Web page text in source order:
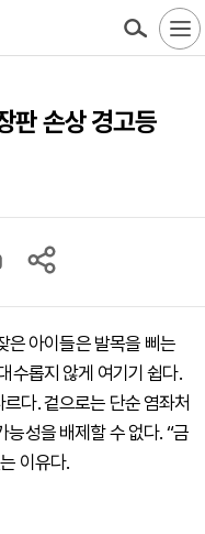
판 손상 경고등
은 아이들은 발목을 삐는
수롭지 않게 여기기 쉽다.
다. 겉으로는 단순 염좌처
능성을 배제할 수 없다. “금
이유다.